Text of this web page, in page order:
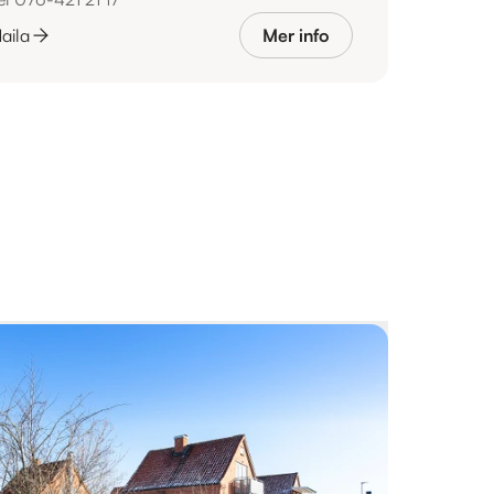
Mer info